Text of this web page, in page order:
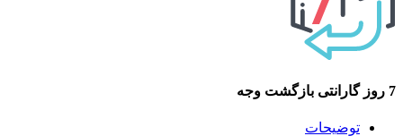
7 روز گارانتی بازگشت وجه
توضیحات